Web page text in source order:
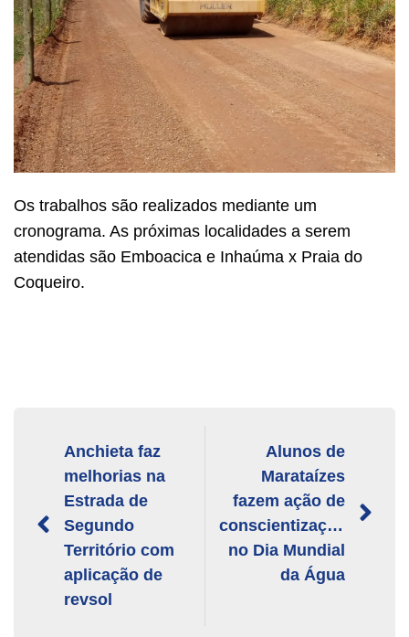
Os trabalhos são realizados mediante um
cronograma. As próximas localidades a serem
atendidas são Emboacica e Inhaúma x Praia do
Coqueiro.
Anchieta faz
melhorias na
Estrada de
Segundo
Território com
aplicação de
revsol
Alunos de
Marataízes
fazem ação de
conscientização
no Dia Mundial
da Água